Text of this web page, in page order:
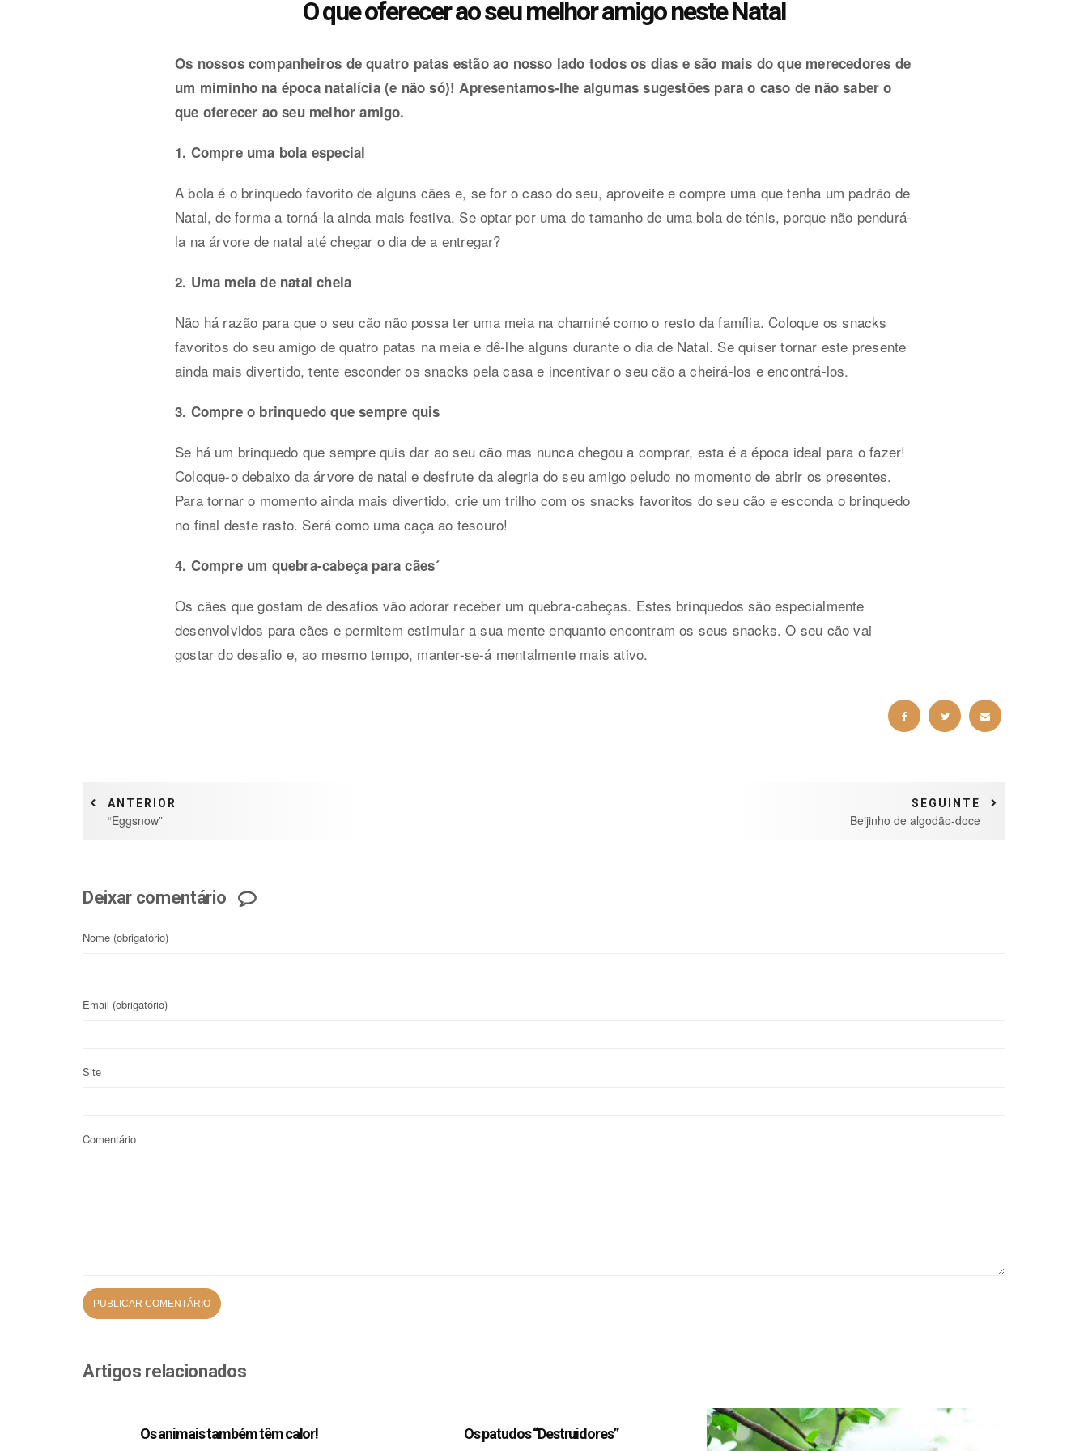
O que oferecer ao seu melhor amigo neste Natal
Os nossos companheiros de quatro patas estão ao nosso lado todos os dias e são mais do que merecedores de
um miminho na época natalícia (e não só)! Apresentamos-lhe algumas sugestões para o caso de não saber o
que oferecer ao seu melhor amigo.
1. Compre uma bola especial
A bola é o brinquedo favorito de alguns cães e, se for o caso do seu, aproveite e compre uma que tenha um padrão de
Natal, de forma a torná-la ainda mais festiva. Se optar por uma do tamanho de uma bola de ténis, porque não pendurá-
la na árvore de natal até chegar o dia de a entregar?
2. Uma meia de natal cheia
Não há razão para que o seu cão não possa ter uma meia na chaminé como o resto da família. Coloque os snacks
favoritos do seu amigo de quatro patas na meia e dê-lhe alguns durante o dia de Natal. Se quiser tornar este presente
ainda mais divertido, tente esconder os snacks pela casa e incentivar o seu cão a cheirá-los e encontrá-los.
3. Compre o brinquedo que sempre quis
Se há um brinquedo que sempre quis dar ao seu cão mas nunca chegou a comprar, esta é a época ideal para o fazer!
Coloque-o debaixo da árvore de natal e desfrute da alegria do seu amigo peludo no momento de abrir os presentes.
Para tornar o momento ainda mais divertido, crie um trilho com os snacks favoritos do seu cão e esconda o brinquedo
no final deste rasto. Será como uma caça ao tesouro!
4. Compre um quebra-cabeça para cães´
Os cães que gostam de desafios vão adorar receber um quebra-cabeças. Estes brinquedos são especialmente
desenvolvidos para cães e permitem estimular a sua mente enquanto encontram os seus snacks. O seu cão vai
gostar do desafio e, ao mesmo tempo, manter-se-á mentalmente mais ativo.
ANTERIOR
“Eggsnow”
SEGUINTE
Beijinho de algodão-doce
Deixar comentário
Nome (obrigatório)
Email (obrigatório)
Site
Comentário
Artigos relacionados
Os animais também têm calor! Os patudos “Destruidores”